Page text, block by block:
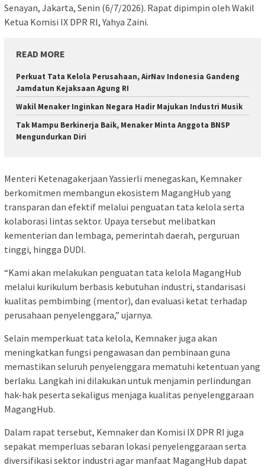
Senayan, Jakarta, Senin (6/7/2026). Rapat dipimpin oleh Wakil
Ketua Komisi IX DPR RI, Yahya Zaini.
READ MORE
Perkuat Tata Kelola Perusahaan, AirNav Indonesia Gandeng
Jamdatun Kejaksaan Agung RI
Wakil Menaker Inginkan Negara Hadir Majukan Industri Musik
Tak Mampu Berkinerja Baik, Menaker Minta Anggota BNSP
Mengundurkan Diri
Menteri Ketenagakerjaan Yassierli menegaskan, Kemnaker
berkomitmen membangun ekosistem MagangHub yang
transparan dan efektif melalui penguatan tata kelola serta
kolaborasi lintas sektor. Upaya tersebut melibatkan
kementerian dan lembaga, pemerintah daerah, perguruan
tinggi, hingga DUDI.
“Kami akan melakukan penguatan tata kelola MagangHub
melalui kurikulum berbasis kebutuhan industri, standarisasi
kualitas pembimbing (mentor), dan evaluasi ketat terhadap
perusahaan penyelenggara,” ujarnya.
Selain memperkuat tata kelola, Kemnaker juga akan
meningkatkan fungsi pengawasan dan pembinaan guna
memastikan seluruh penyelenggara mematuhi ketentuan yang
berlaku. Langkah ini dilakukan untuk menjamin perlindungan
hak-hak peserta sekaligus menjaga kualitas penyelenggaraan
MagangHub.
Dalam rapat tersebut, Kemnaker dan Komisi IX DPR RI juga
sepakat memperluas sebaran lokasi penyelenggaraan serta
diversifikasi sektor industri agar manfaat MagangHub dapat